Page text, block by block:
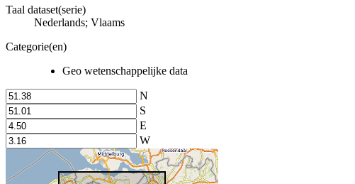
Taal dataset(serie)
Nederlands; Vlaams
Categorie(en)
Geo wetenschappelijke data
N
S
E
W